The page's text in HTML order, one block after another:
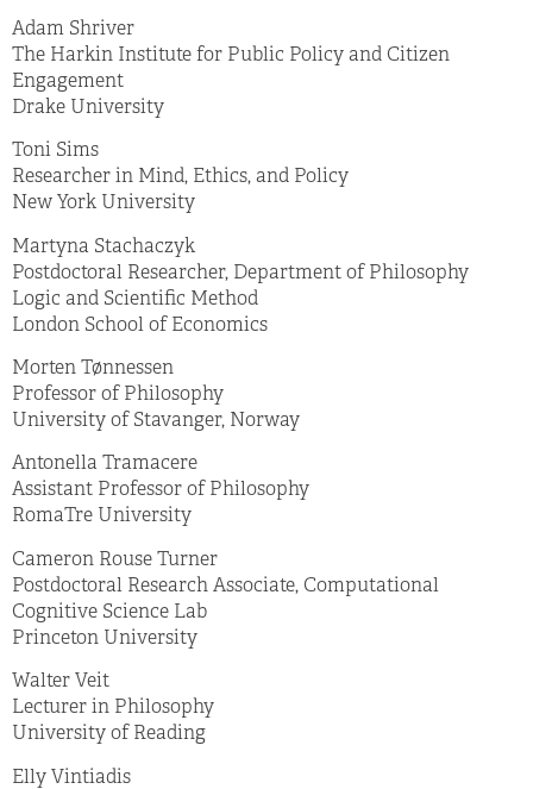
Adam Shriver
The Harkin Institute for Public Policy and Citizen
Engagement
Drake University
Toni Sims
Researcher in Mind, Ethics, and Policy
New York University
Martyna Stachaczyk
Postdoctoral Researcher, Department of Philosophy
Logic and Scientific Method
London School of Economics
Morten Tønnessen
Professor of Philosophy
University of Stavanger, Norway
Antonella Tramacere
Assistant Professor of Philosophy
RomaTre University
Cameron Rouse Turner
Postdoctoral Research Associate, Computational
Cognitive Science Lab
Princeton University
Walter Veit
Lecturer in Philosophy
University of Reading
Elly Vintiadis